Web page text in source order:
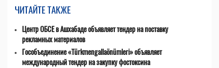
ЧИТАЙТЕ ТАКЖЕ
Центр ОБСЕ в Ашхабаде объявляет тендер на поставку
рекламных материалов
Гособъединение «Türkmengallaönümleri» объявляет
международный тендер на закупку фостоксина